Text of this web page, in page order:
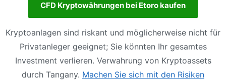
CFD Kryptowährungen bei Etoro kaufen
Kryptoanlagen sind riskant und möglicherweise nicht für
Privatanleger geeignet; Sie könnten Ihr gesamtes
Investment verlieren. Verwahrung von Kryptoassets
durch Tangany. Machen Sie sich mit den Risiken